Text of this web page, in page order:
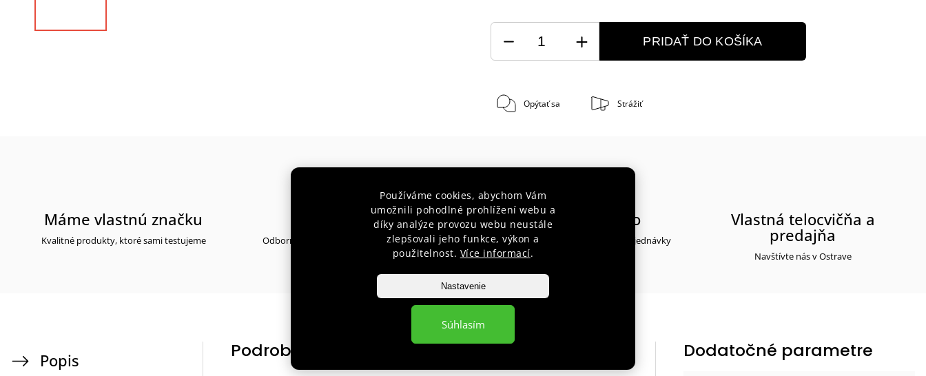
Používáme cookies, abychom Vám
umožnili pohodlné prohlížení webu a
díky analýze provozu webu neustále
zlepšovali jeho funkce, výkon a
použitelnost. Více informací.
Nastavenie
Súhlasím
PRIDAŤ DO KOŠÍKA
Opýtať sa Strážiť
Máme vlastnú značku
Kvalitné produkty, ktoré sami testujeme
30 rokov s Vami
Odborné poradenstvo pre začiatočníkov aj
Doprava zadarmo
pri nákupe nad 75 € do hmotnosti objednávky
Vlastná telocvičňa a
predajňa
Navštívte nás v Ostrave
Popis
Podrobný popis Dodatočné parametre